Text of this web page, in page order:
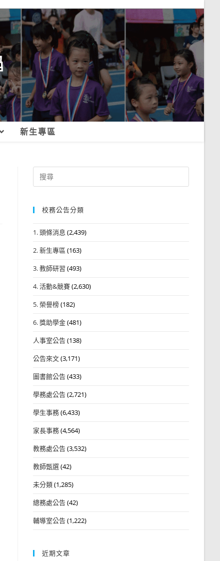
新生專區
Search
for:
校務公告分類
1. 頭條消息 (2,439)
2. 新生專區 (163)
3. 教師研習 (493)
4. 活動&競賽(2,630)
5. 榮譽榜(182)
6. 獎助學金(481)
人事室公告(138)
公告來文(3,171)
圖書館公告(433)
學務處公告(2,721)
學生事務(6,433)
家長事務(4,564)
教務處公告(3,532)
教師甄選(42)
未分類(1,285)
總務處公告(42)
輔導室公告(1,222)
近期文章